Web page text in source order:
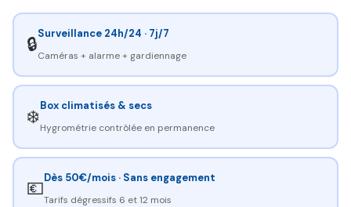
🔒Surveillance 24h/24 · 7j/7
Caméras + alarme + gardiennage
❄️Box climatisés & secs
Hygrométrie contrôlée en permanence
💶Dès 50€/mois · Sans engagement
Tarifs dégressifs 6 et 12 mois